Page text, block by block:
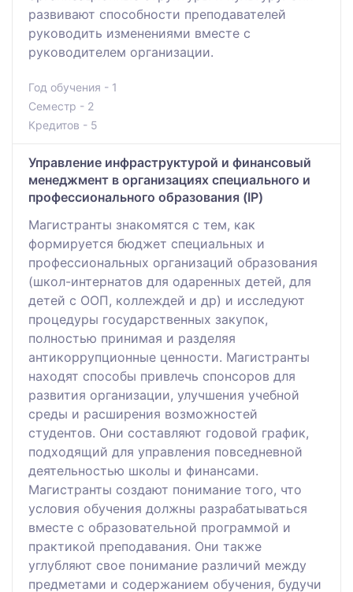
развивают способности преподавателей
руководить изменениями вместе с
руководителем организации.
Год обучения - 1
Семестр - 2
Кредитов - 5
Управление инфраструктурой и финансовый
менеджмент в организациях специального и
профессионального образования (IP)
Магистранты знакомятся с тем, как
формируется бюджет специальных и
профессиональных организаций образования
(школ-интернатов для одаренных детей, для
детей с ООП, коллеждей и др) и исследуют
процедуры государственных закупок,
полностью принимая и разделяя
антикоррупционные ценности. Магистранты
находят способы привлечь спонсоров для
развития организации, улучшения учебной
среды и расширения возможностей
студентов. Они составляют годовой график,
подходящий для управления повседневной
деятельностью школы и финансами.
Магистранты создают понимание того, что
условия обучения должны разрабатываться
вместе с образовательной программой и
практикой преподавания. Они также
углубляют свое понимание различий между
предметами и содержанием обучения, будучи